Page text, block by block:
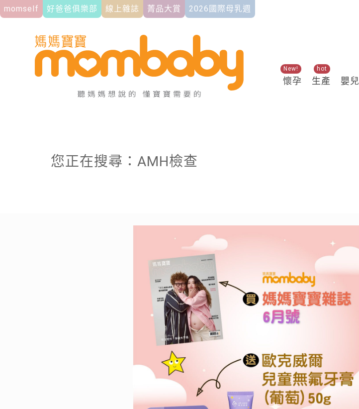
momself 好爸爸俱樂部 線上雜誌 菁品大賞 2026國際母乳週
懷孕
New!
生產
hot
嬰兒
關鍵熱搜
您正在搜尋：AMH檢查